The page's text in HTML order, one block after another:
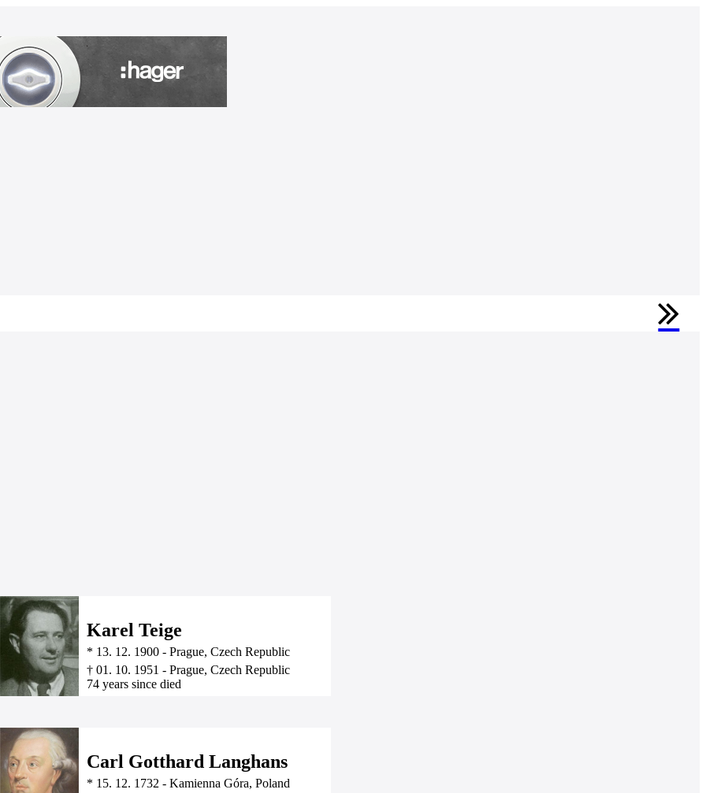
Karel Teige
* 13. 12. 1900 - Prague, Czech Republic
† 01. 10. 1951 - Prague, Czech Republic
74 years since died
Carl Gotthard Langhans
* 15. 12. 1732 - Kamienna Góra, Poland